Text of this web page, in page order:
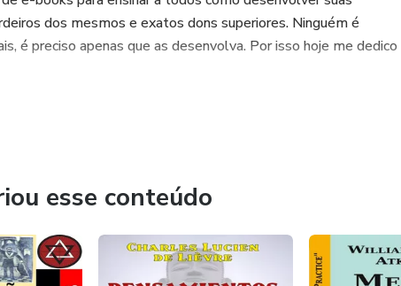
dos mesmos e exatos dons superiores. Ninguém é
é preciso apenas que as desenvolva. Por isso hoje me dedico
esse conteúdo